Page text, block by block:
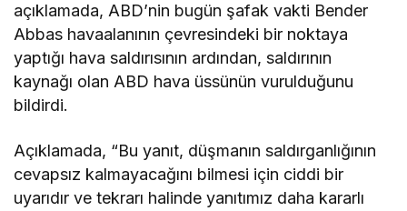
açıklamada, ABD’nin bugün şafak vakti Bender
Abbas havaalanının çevresindeki bir noktaya
yaptığı hava saldırısının ardından, saldırının
kaynağı olan ABD hava üssünün vurulduğunu
bildirdi.
Açıklamada, “Bu yanıt, düşmanın saldırganlığının
cevapsız kalmayacağını bilmesi için ciddi bir
uyarıdır ve tekrarı halinde yanıtımız daha kararlı